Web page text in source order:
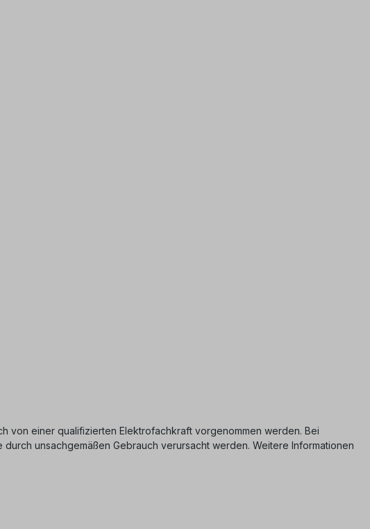
von einer qualifizierten Elektrofachkraft vorgenommen werden. Bei
unsachgemäßen Gebrauch verursacht werden. Weitere Informationen